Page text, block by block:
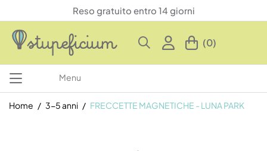
Reso gratuito entro 14 giorni
(0)
Menu
Home 3-5 anni FRECCETTE MAGNETICHE - LUNA PARK